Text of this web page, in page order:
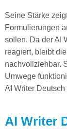
Seine Stärke
Formulierungen
sollen. Da der AI
reagiert, bleibt
nachvollziehbar.
Umwege
AI Writer
AI Writer